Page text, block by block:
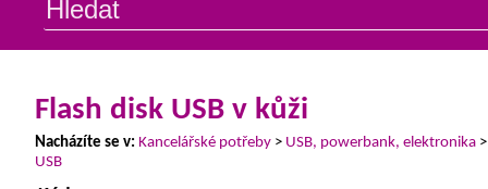
Flash disk USB v kůži
Nacházíte se v: Kancelářské potřeby > USB, powerbank, elektronika
USB